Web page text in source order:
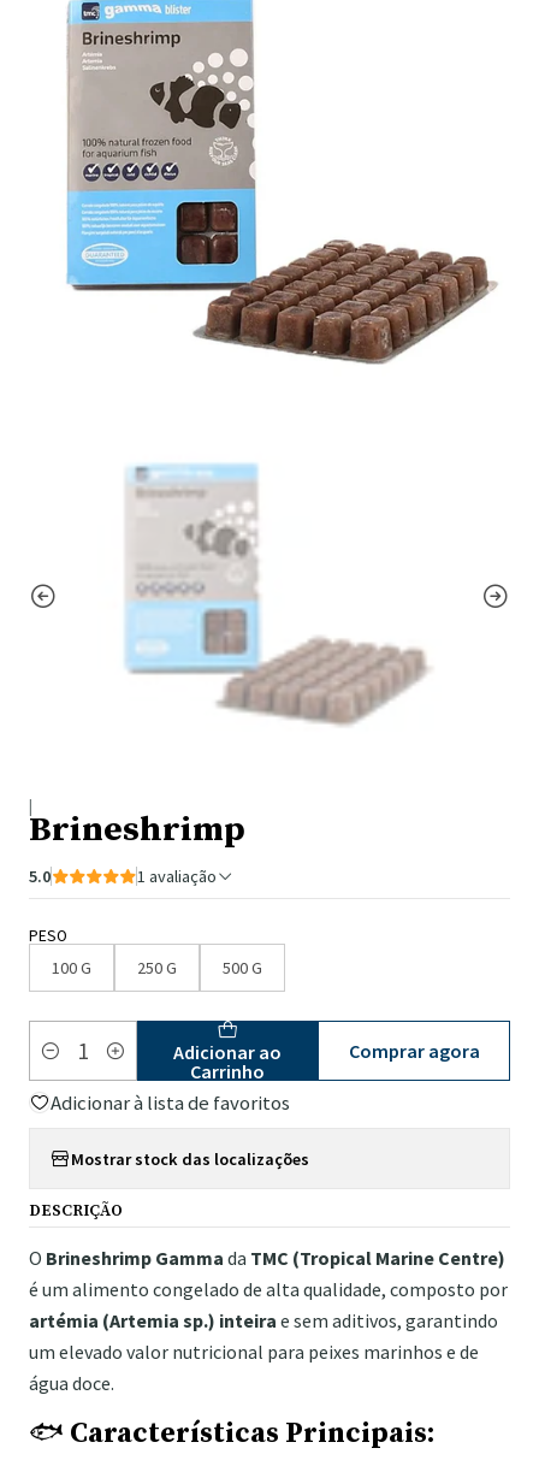
|
Brineshrimp
5.0 1 avaliação
PESO
100 G 250 G 500 G
Quantidade
Adicionar ao
Carrinho
Comprar agora
Adicionar à lista de favoritos
Mostrar stock das localizações
DESCRIÇÃO
O Brineshrimp Gamma da TMC (Tropical Marine Centre)
é um alimento congelado de alta qualidade, composto por
artémia (Artemia sp.) inteira e sem aditivos, garantindo
um elevado valor nutricional para peixes marinhos e de
água doce.
🐟 Características Principais: